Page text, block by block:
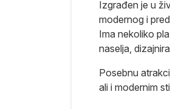
Izgrađen je u
modernog i
Ima nekoliko
naselja,
Posebnu
ali i modernim